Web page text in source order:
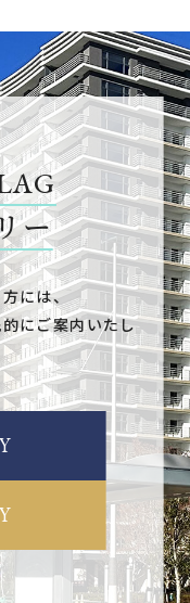
ー
には、
にご案内いたし